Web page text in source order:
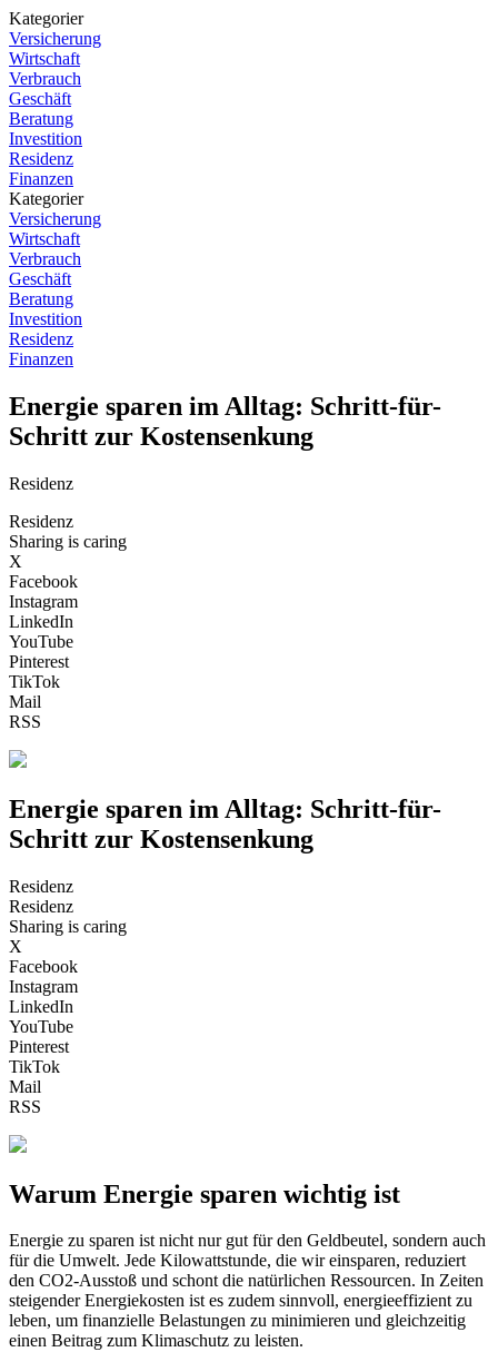
Kategorier
Versicherung
Wirtschaft
Verbrauch
Geschäft
Beratung
Investition
Residenz
Finanzen
Kategorier
Versicherung
Wirtschaft
Verbrauch
Geschäft
Beratung
Investition
Residenz
Finanzen
Energie sparen im Alltag: Schritt-für-
Schritt zur Kostensenkung
Residenz
Residenz
Sharing is caring
X
Facebook
Instagram
LinkedIn
YouTube
Pinterest
TikTok
Mail
RSS
Energie sparen im Alltag: Schritt-für-
Schritt zur Kostensenkung
Residenz
Residenz
Sharing is caring
X
Facebook
Instagram
LinkedIn
YouTube
Pinterest
TikTok
Mail
RSS
Warum Energie sparen wichtig ist
Energie zu sparen ist nicht nur gut für den Geldbeutel, sondern auch
für die Umwelt. Jede Kilowattstunde, die wir einsparen, reduziert
den CO2-Ausstoß und schont die natürlichen Ressourcen. In Zeiten
steigender Energiekosten ist es zudem sinnvoll, energieeffizient zu
leben, um finanzielle Belastungen zu minimieren und gleichzeitig
einen Beitrag zum Klimaschutz zu leisten.